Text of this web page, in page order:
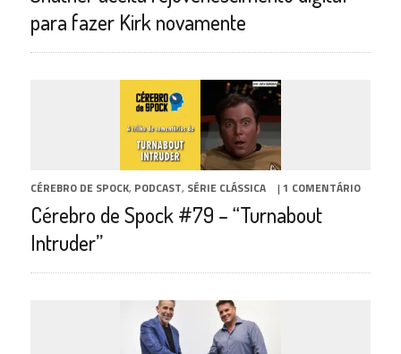
para fazer Kirk novamente
CÉREBRO DE SPOCK, PODCAST, SÉRIE CLÁSSICA | 1 COMENTÁRIO
Cérebro de Spock #79 – “Turnabout
Intruder”